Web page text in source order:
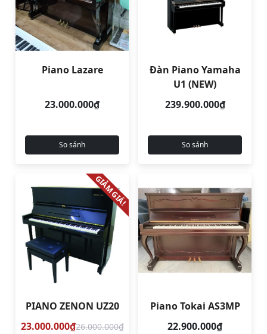
Piano Lazare
23.000.000₫
So sánh
Đàn Piano Yamaha
U1 (NEW)
239.900.000₫
So sánh
GIẢM GIÁ!
PIANO ZENON UZ20
23.000.000₫26.000.000₫
Piano Tokai AS3MP
22.900.000₫